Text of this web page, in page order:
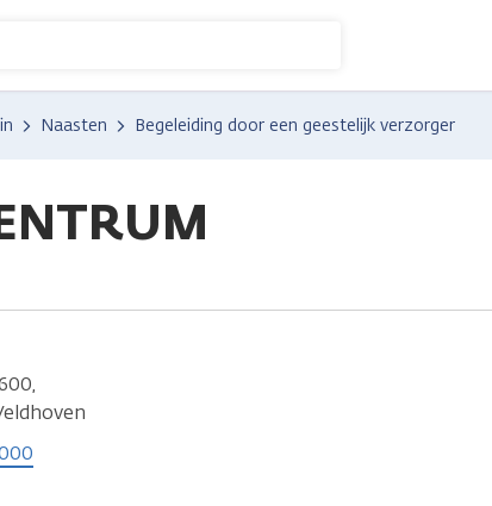
Naasten Begeleiding door een geestelijk verzorger